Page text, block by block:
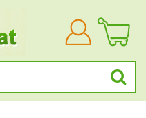
Anmelden